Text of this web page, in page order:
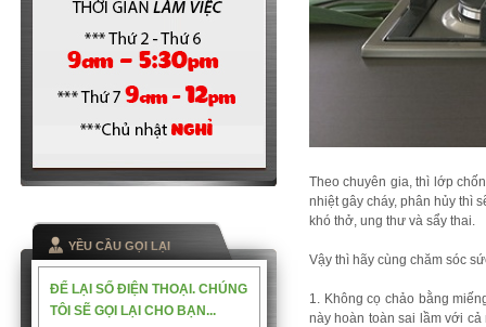
YỀU CẦU GỌI LẠI
ĐỂ LẠI SỐ ĐIỆN THOẠI. CHÚNG
TÔI SẼ GỌI LẠI CHO BẠN...
Theo chuyên gia, thì lớp
nhiệt gây cháy, phân hủy thì
khó thở, ung thư và sẩy thai.
Vậy thì hãy cùng chăm sóc
1. Không cọ chảo bằng
này hoàn toàn sai lầm với